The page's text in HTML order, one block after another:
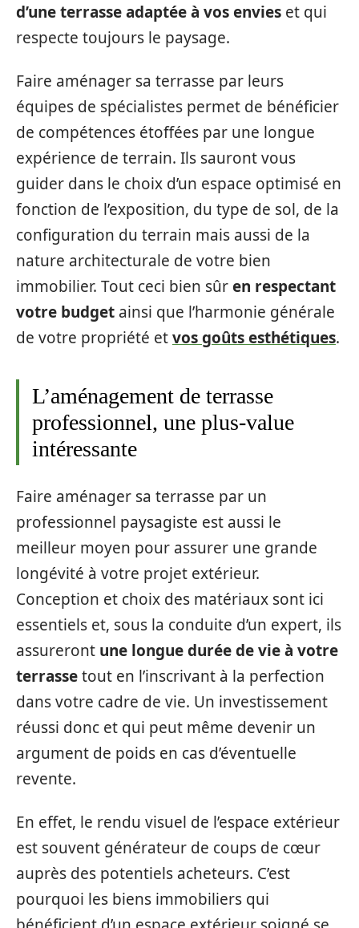
d’une terrasse adaptée à vos envies et qui
respecte toujours le paysage.
Faire aménager sa terrasse par leurs
équipes de spécialistes permet de bénéficier
de compétences étoffées par une longue
expérience de terrain. Ils sauront vous
guider dans le choix d’un espace optimisé en
fonction de l’exposition, du type de sol, de la
configuration du terrain mais aussi de la
nature architecturale de votre bien
immobilier. Tout ceci bien sûren respectant
votre budget ainsi que l’harmonie générale
de votre propriété etvos goûts esthétiques.
L’aménagement de terrasse
professionnel, une plus-value
intéressante
Faire aménager sa terrasse par un
professionnel paysagiste est aussi le
meilleur moyen pour assurer une grande
longévité à votre projet extérieur.
Conception et choix des matériaux sont ici
essentiels et, sous la conduite d’un expert, ils
assureront une longue durée de vie à votre
terrassetout en l’inscrivant à la perfection
dans votre cadre de vie. Un investissement
réussi donc et qui peut même devenir un
argument de poids en cas d’éventuelle
revente.
En effet, le rendu visuel de l’espace extérieur
est souvent générateur de coups de cœur
auprès des potentiels acheteurs. C’est
pourquoi les biens immobiliers qui